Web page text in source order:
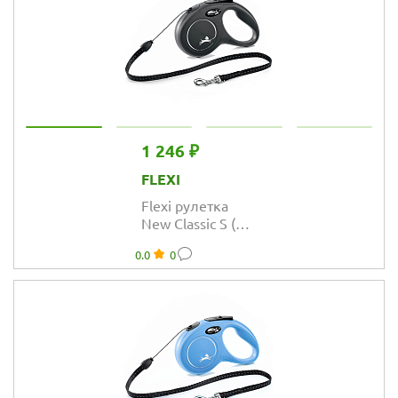
1 246 ₽
FLEXI
Flexi рулетка
New Classic S (до
чёрная
0.0 0